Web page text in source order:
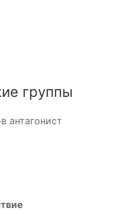
группы
антагонист